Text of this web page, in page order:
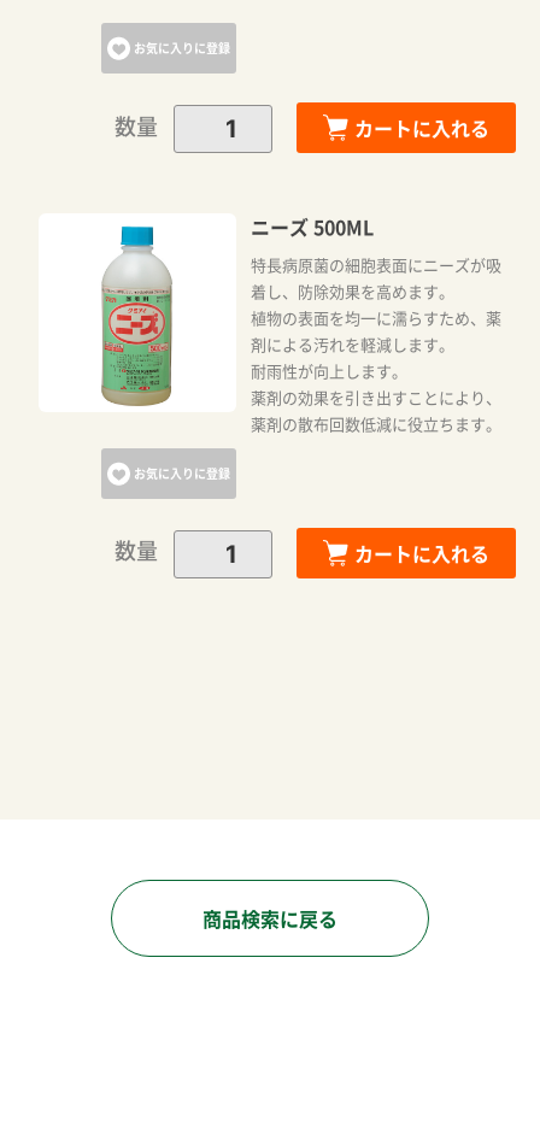
お気に入りに登録
数量 カートに入れる
お気に入りに登録
ニーズ 500ML
特長病原菌の細胞表面にニーズが吸
着し、防除効果を高めます。
植物の表面を均一に濡らすため、薬
剤による汚れを軽減します。
耐雨性が向上します。
薬剤の効果を引き出すことにより、
薬剤の散布回数低減に役立ちます。
数量 カートに入れる
お買い物を続ける
商品検索に戻る